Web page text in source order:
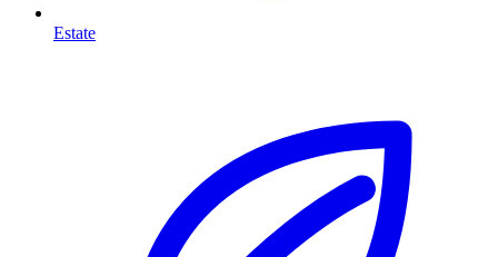
Estate